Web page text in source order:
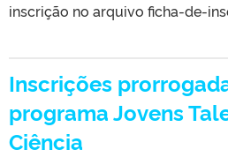
inscrição no arquivo ficha-de-
Inscrições
programa Jovens
Ciência